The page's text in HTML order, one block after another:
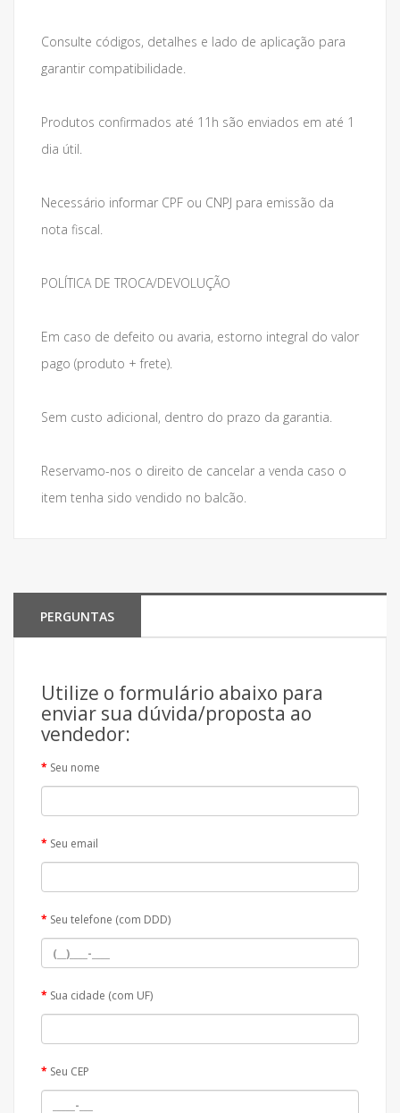
Consulte códigos, detalhes e lado de aplicação para
garantir compatibilidade.
Produtos confirmados até 11h são enviados em até 1
dia útil.
Necessário informar CPF ou CNPJ para emissão da
nota fiscal.
POLÍTICA DE TROCA/DEVOLUÇÃO
Em caso de defeito ou avaria, estorno integral do valor
pago (produto + frete).
Sem custo adicional, dentro do prazo da garantia.
Reservamo-nos o direito de cancelar a venda caso o
item tenha sido vendido no balcão.
PERGUNTAS
Utilize o formulário abaixo para
enviar sua dúvida/proposta ao
vendedor:
Seu nome
Seu email
Seu telefone (com DDD)
Sua cidade (com UF)
Seu CEP